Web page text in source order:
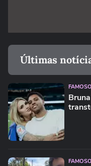
Últimas